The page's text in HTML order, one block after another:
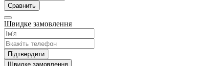
Сравнить
Швидке замовлення
Підтвердити
Швидке замовлення